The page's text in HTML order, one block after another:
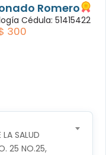
Romero
Cédula: 51415422
300
SALUD
25 NO.25,